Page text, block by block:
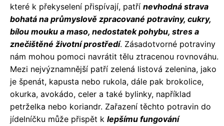
které k překyselení přispívají, patří nevhodná strava
bohatá na průmyslově zpracované potraviny, cukry,
bílou mouku a maso, nedostatek pohybu, stres a
znečištěné životní prostředí. Zásadotvorné potraviny
nám mohou pomoci navrátit tělu ztracenou rovnováhu.
Mezi nejvýznamnější patří zelená listová zelenina, jako
je špenát, kapusta nebo rukola, dále pak brokolice,
okurka, avokádo, celer a také bylinky, například
petrželka nebo koriandr. Zařazení těchto potravin do
jídelníčku může přispět k lepšímu fungování